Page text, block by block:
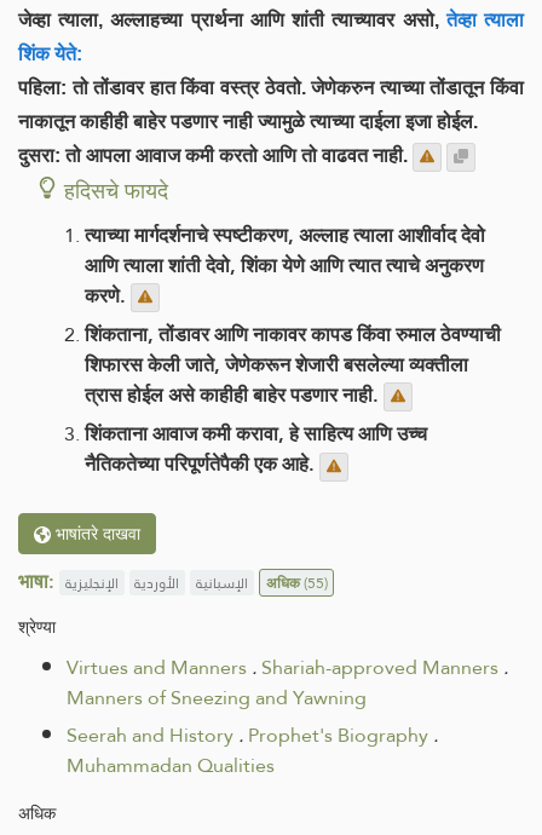
जेव्हा त्याला, अल्लाहच्या प्रार्थना आणि शांती त्याच्यावर असो,तेव्हा त्याला
शिंक येते:
पहिला: तो तोंडावर हात किंवा वस्त्र ठेवतो. जेणेकरुन त्याच्या तोंडातून किंवा
नाकातून काहीही बाहेर पडणार नाही ज्यामुळे त्याच्या दाईला इजा होईल.
दुसरा: तो आपला आवाज कमी करतो आणि तो वाढवत नाही.
हदिसचे फायदे
त्याच्या मार्गदर्शनाचे स्पष्टीकरण, अल्लाह त्याला आशीर्वाद देवो
आणि त्याला शांती देवो, शिंका येणे आणि त्यात त्याचे अनुकरण
करणे.
शिंकताना, तोंडावर आणि नाकावर कापड किंवा रुमाल ठेवण्याची
शिफारस केली जाते, जेणेकरून शेजारी बसलेल्या व्यक्तीला
त्रास होईल असे काहीही बाहेर पडणार नाही.
शिंकताना आवाज कमी करावा, हे साहित्य आणि उच्च
नैतिकतेच्या परिपूर्णतेपैकी एक आहे.
भाषांतरे दाखवा
भाषा: الإنجليزية الأوردية الإسبانية अधिक(55)
श्रेण्या
Virtues and Manners.Shariah-approved Manners.
Manners of Sneezing and Yawning
Seerah and History.Prophet's Biography.
Muhammadan Qualities
अधिक